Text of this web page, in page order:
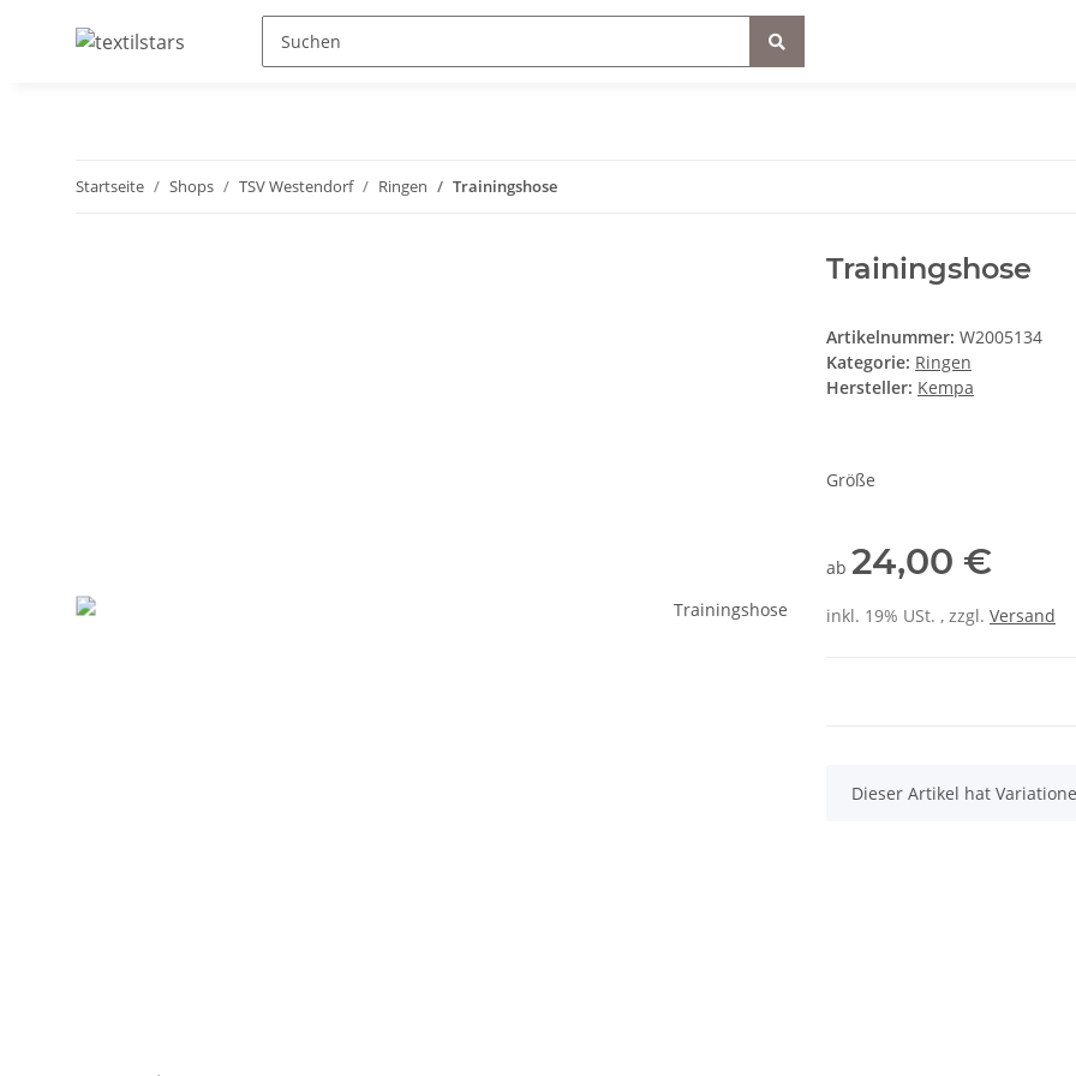
Startseite Shops TSV Westendorf Ringen Trainingshose
Trainingshose
Artikelnummer: W2005134
Kategorie: Ringen
Hersteller: Kempa
Größe
ab 24,00 €
inkl. 19% USt. , zzgl. Versand
x
Dieser Artikel hat